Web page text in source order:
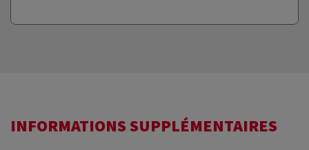
INFORMATIONS SUPPLÉMENTAIRES